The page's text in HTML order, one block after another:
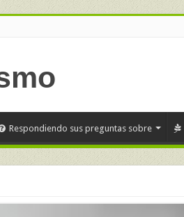
Respondiendo sus preguntas sobre